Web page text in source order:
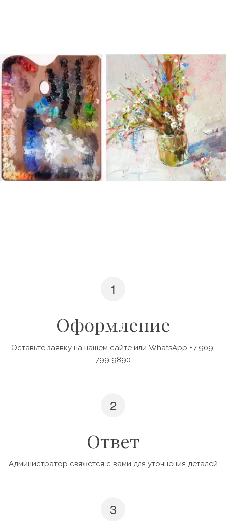
Оформление
Оставьте заявку на нашем сайте или WhatsApp +7 909
799 9890
Ответ
Администратор свяжется с вами для уточнения деталей